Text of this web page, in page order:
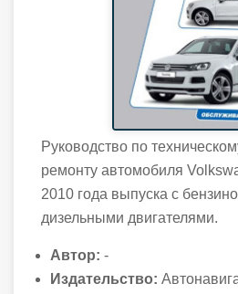
Руководство по
ремонту автомобиля
2010 года выпуска с
дизельными двигателями.
Автор: -
Издательство: